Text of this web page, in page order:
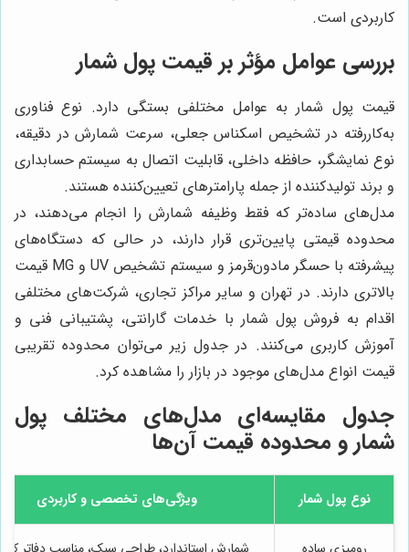
کاربردی است.
بررسی عوامل مؤثر بر قیمت پول شمار
قیمت پول شمار به عوامل مختلفی بستگی دارد. نوع فناوری
به‌کاررفته در تشخیص اسکناس جعلی، سرعت شمارش در دقیقه،
نوع نمایشگر، حافظه داخلی، قابلیت اتصال به سیستم حسابداری
و برند تولیدکننده از جمله پارامترهای تعیین‌کننده هستند.
مدل‌های ساده‌تر که فقط وظیفه شمارش را انجام می‌دهند، در
محدوده قیمتی پایین‌تری قرار دارند، در حالی که دستگاه‌های
پیشرفته با حسگر مادون‌قرمز و سیستم تشخیص UV و MG قیمت
بالاتری دارند. در تهران و سایر مراکز تجاری، شرکت‌های مختلفی
اقدام به فروش پول شمار با خدمات گارانتی، پشتیبانی فنی و
آموزش کاربری می‌کنند. در جدول زیر می‌توان محدوده تقریبی
قیمت انواع مدل‌های موجود در بازار را مشاهده کرد.
جدول مقایسه‌ای مدل‌های مختلف پول
شمار و محدوده قیمت آن‌ها
نوع پول شمار ویژگی‌های تخصصی و کاربردی